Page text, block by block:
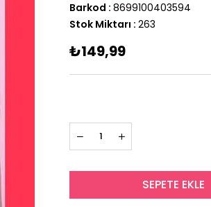
Barkod : 8699100403594
Stok Miktarı : 263
₺149,99